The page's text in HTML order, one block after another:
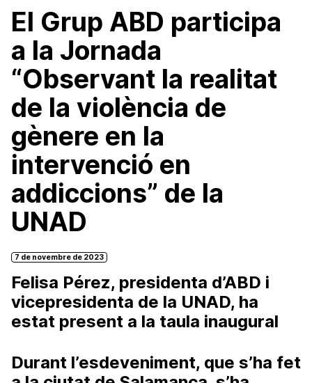
El Grup ABD participa
a la Jornada
“Observant la realitat
de la violència de
gènere en la
intervenció en
addiccions” de la
UNAD
7 de novembre de 2023
Felisa Pérez, presidenta d’ABD i
vicepresidenta de la UNAD, ha
estat present a la taula inaugural
Durant l’esdeveniment, que s’ha fet